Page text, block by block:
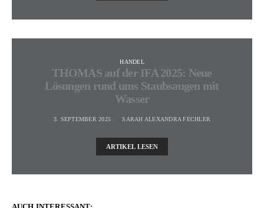
HANDEL
THOMAS auf der IFA 2025: Neue
Lösungen rund ums Staubsaugen mit
Wasser
3. SEPTEMBER 2025 SARAH ALEXANDRA FECHLER
ARTIKEL LESEN